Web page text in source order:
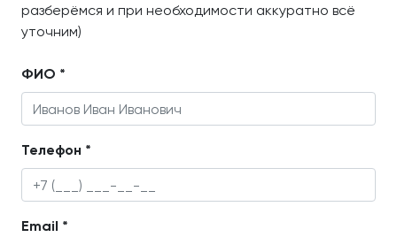
разберёмся и при необходимости аккуратно всё
уточним)
ФИО *
Телефон *
Email *